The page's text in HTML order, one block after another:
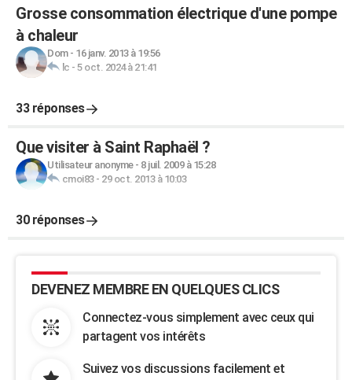
Grosse consommation électrique d'une pompe
à chaleur
Dom- 16 janv. 2013 à 19:56
lc - 5 oct. 2024 à 21:41
33 réponses
Que visiter à Saint Raphaël ?
Utilisateur anonyme- 8 juil. 2009 à 15:28
cmoi83- 29 oct. 2013 à 10:03
30 réponses
DEVENEZ MEMBRE EN QUELQUES CLICS
Connectez-vous simplement avec ceux qui
partagent vos intérêts
Suivez vos discussions facilement et